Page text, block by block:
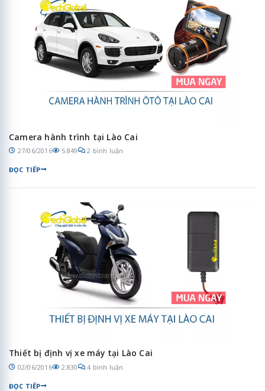
Camera hành trình tại Lào Cai
27/06/2016 5.849 2 bình luận
ĐỌC TIẾP
Thiết bị định vị xe máy tại Lào Cai
02/06/2016 2.830 4 bình luận
ĐỌC TIẾP